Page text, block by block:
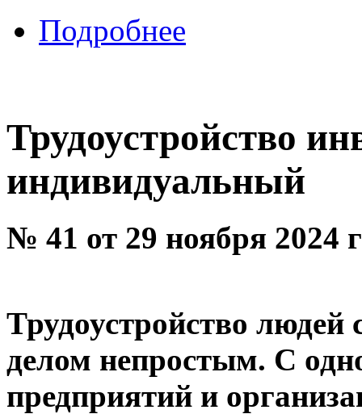
Подробнее
Трудоустройство
индивидуальный
№ 41 от 29 ноября 2024
Трудоустройство людей
делом непростым. С
предприятий и